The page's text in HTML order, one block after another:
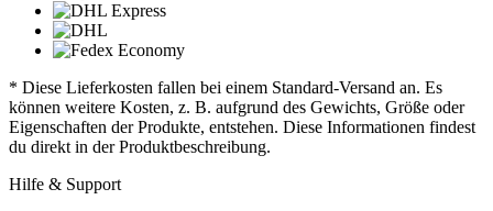
* Diese Lieferkosten fallen bei einem Standard-Versand an. Es
können weitere Kosten, z. B. aufgrund des Gewichts, Größe oder
Eigenschaften der Produkte, entstehen. Diese Informationen findest
du direkt in der Produktbeschreibung.
Hilfe & Support